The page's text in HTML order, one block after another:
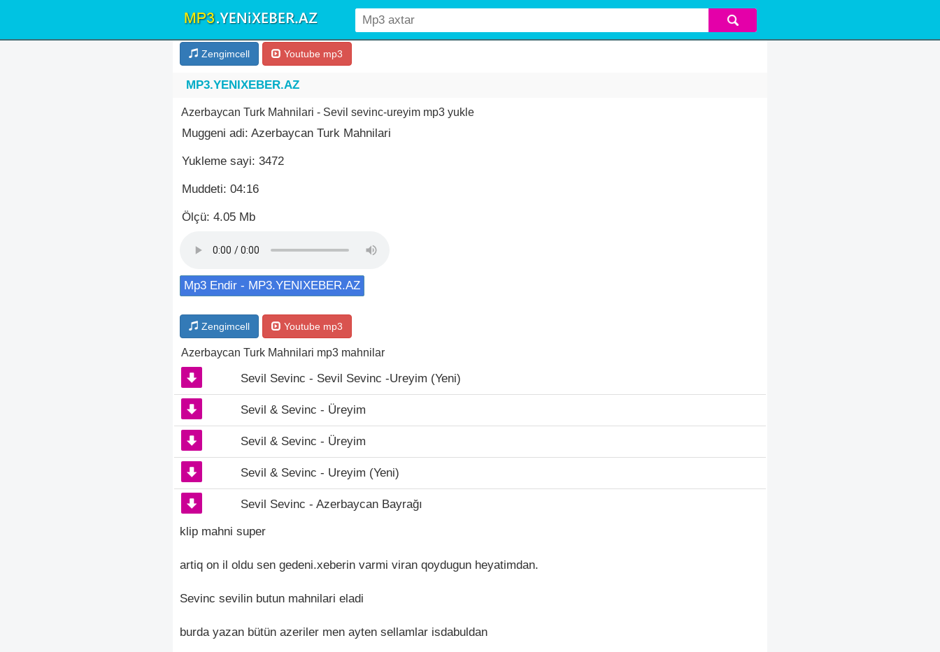
Zengimcell Youtube mp3
MP3.YENIXEBER.AZ
Azerbaycan Turk Mahnilari - Sevil sevinc-ureyim mp3 yukle
Muggeni adi: Azerbaycan Turk Mahnilari
Yukleme sayi: 3472
Muddeti: 04:16
Ölçü: 4.05 Mb
Mp3 Endir - MP3.YENIXEBER.AZ
Zengimcell Youtube mp3
Azerbaycan Turk Mahnilari mp3 mahnilar
Sevil Sevinc - Sevil Sevinc -Ureyim (Yeni)
Sevil & Sevinc - Üreyim
Sevil & Sevinc - Üreyim
Sevil & Sevinc - Ureyim (Yeni)
Sevil Sevinc - Azerbaycan Bayrağı
klip mahni super
artiq on il oldu sen gedeni.xeberin varmi viran qoydugun heyatimdan.
Sevinc sevilin butun mahnilari eladi
burda yazan bütün azeriler men ayten sellamlar isdabuldan